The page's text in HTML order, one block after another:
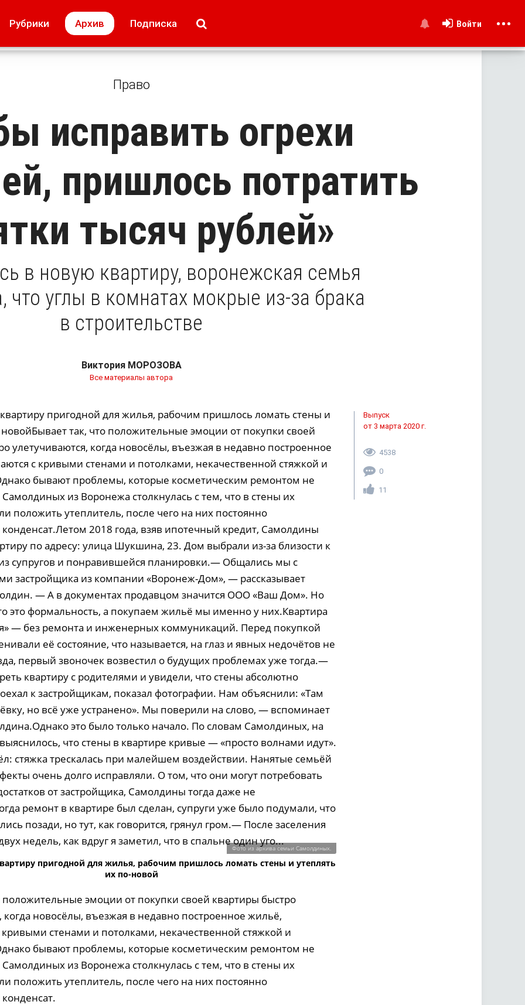
Рубрики Архив Подписка Войти
МОЁ! Плюс Липецк
Образование + карьера
Свадьба недели
Право
исправить огрехи
пришлось потратить
тысяч рублей»
в новую квартиру, воронежская семья
что углы в комнатах мокрые из-за брака
в строительстве
Виктория МОРОЗОВА
Все материалы автора
пригодной для жилья, рабочим пришлось ломать стены и
так, что положительные эмоции от покупки своей
улетучиваются, когда новосёлы, въезжая в недавно построенное
с кривыми стенами и потолками, некачественной стяжкой и
бывают проблемы, которые косметическим ремонтом не
из Воронежа столкнулась с тем, что в стены их
положить утеплитель, после чего на них постоянно
2018 года, взяв ипотечный кредит, Самолдины
по адресу: улица Шукшина, 23. Дом выбрали из-за близости к
супругов и понравившейся планировки.— Общались мы с
застройщика из компании «Воронеж-Дом», — рассказывает
— А в документах продавцом значится ООО «Ваш Дом». Но
это формальность, а покупаем жильё мы именно у них.Квартира
— без ремонта и инженерных коммуникаций. Перед покупкой
её состояние, что называется, на глаз и явных недочётов не
первый звоночек возвестил о будущих проблемах уже тогда.—
квартиру с родителями и увидели, что стены абсолютно
к застройщикам, показал фотографии. Нам объяснили: «Там
но всё уже устранено». Мы поверили на слово, — вспоминает
это было только начало. По словам Самолдиных, на
что стены в квартире кривые — «просто волнами идут».
стяжка трескалась при малейшем воздействии. Нанятые семьёй
очень долго исправляли. О том, что они могут потребовать
от застройщика, Самолдины тогда даже не
ремонт в квартире был сделан, супруги уже было подумали, что
позади, но тут, как говорится, грянул гром.— После заселения
недель, как вдруг я заметил, что в спальне один уго...
Фото из архива семьи Самолдиных.
пригодной для жилья, рабочим пришлось ломать стены и утеплять
их по-новой
положительные эмоции от покупки своей квартиры быстро
когда новосёлы, въезжая в недавно построенное жильё,
кривыми стенами и потолками, некачественной стяжкой и
бывают проблемы, которые косметическим ремонтом не
из Воронежа столкнулась с тем, что в стены их
положить утеплитель, после чего на них постоянно
Выпуск
от 3 марта 2020 г.
4538
0
11